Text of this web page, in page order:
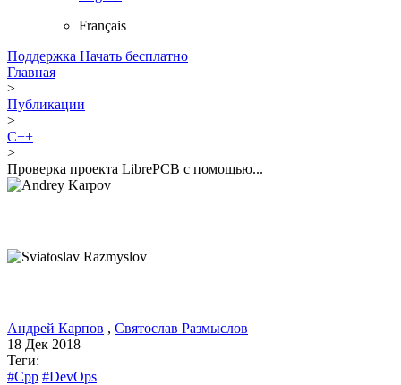
Français
Поддержка Начать бесплатно
Главная
>
Публикации
>
C++
>
Проверка проекта LibrePCB с помощью...
Андрей Карпов , Святослав Размыслов
18 Дек 2018
Теги:
#Cpp #DevOps